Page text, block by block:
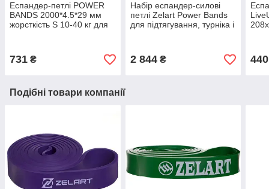
Еспандер-петлі POWER
BANDS 2000*4.5*29 мм
жорсткість S 10-40 кг для
731 ₴
Набір еспандер-силові
петлі Zelart Power Bands
для підтягування, турніка і
2 844₴ 440
Подібні товари компанії